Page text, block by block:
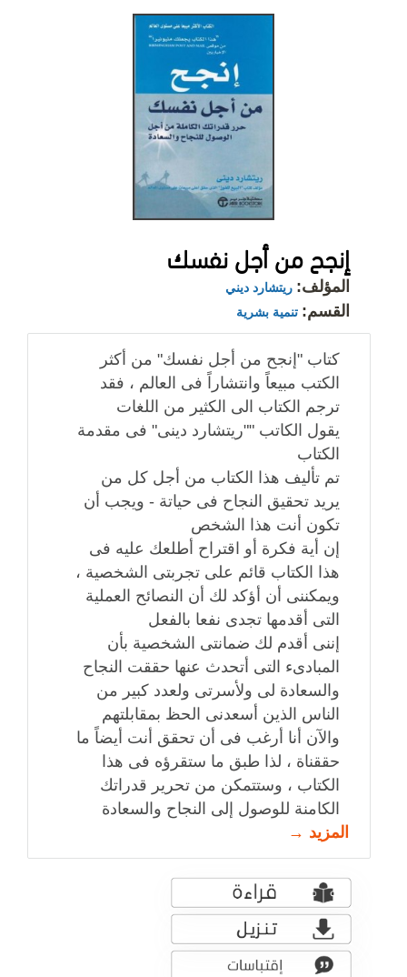
إنجح من أجل نفسك
المؤلف: ريتشارد ديني
القسم: تنمية بشرية
كتاب "إنجح من أجل نفسك" من أكثر
الكتب مبيعاً وانتشاراً فى العالم ، فقد
ترجم الكتاب الى الكثير من اللغات
يقول الكاتب ""ريتشارد دينى" فى مقدمة
الكتاب
تم تأليف هذا الكتاب من أجل كل من
يريد تحقيق النجاح فى حياتة - ويجب أن
تكون أنت هذا الشخص
إن أية فكرة أو اقتراح أطلعك عليه فى
هذا الكتاب قائم على تجربتى الشخصية ،
ويمكننى أن أؤكد لك أن النصائح العملية
التى أقدمها تجدى نفعا بالفعل
إننى أقدم لك ضمانتى الشخصية بأن
المبادىء التى أتحدث عنها حققت النجاح
والسعادة لى ولأسرتى ولعدد كبير من
الناس الذين أسعدنى الحظ بمقابلتهم
والآن أنا أرغب فى أن تحقق أنت أيضاً ما
حققناة ، لذا طبق ما ستقرؤه فى هذا
الكتاب ، وستتمكن من تحرير قدراتك
الكامنة للوصول إلى النجاح والسعادة
المزيد →